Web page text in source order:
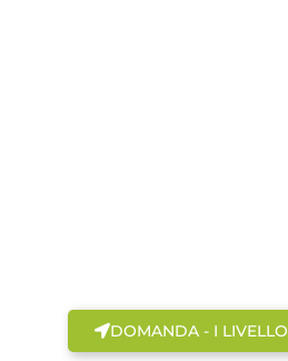
DOMANDA - I LIVELLO